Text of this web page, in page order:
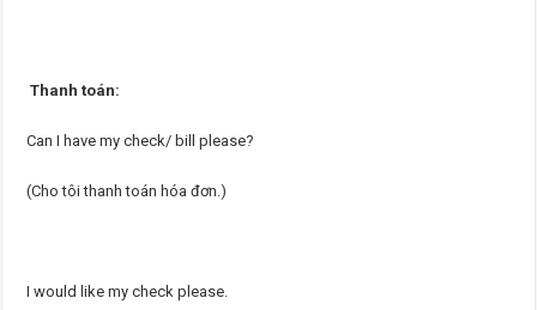
Thanh toán:
Can I have my check/ bill please?
(Cho tôi thanh toán hóa đơn.)
I would like my check please.